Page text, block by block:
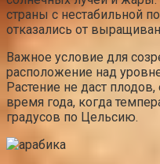
страны с нестабильной
отказались от
Важное условие для
расположение над
Растение не даст
время года, когда
градусов по Цельсию.